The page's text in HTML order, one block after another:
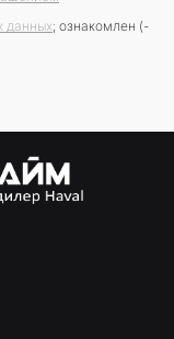
данных; ознакомлен (-